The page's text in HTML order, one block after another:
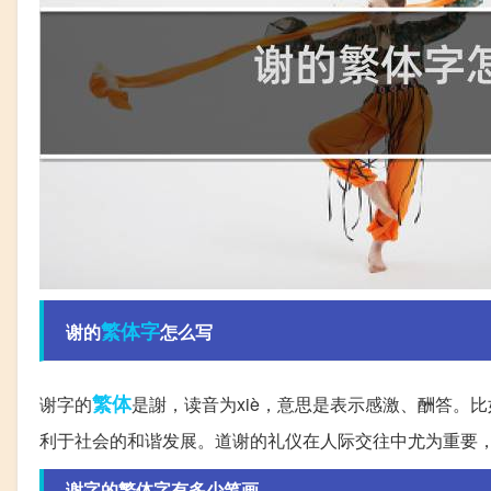
谢的繁体字怎么写
谢字的繁体是謝，读音为xiè，意思是表示感激、酬答。
利于社会的和谐发展。道谢的礼仪在人际交往中尤为重要